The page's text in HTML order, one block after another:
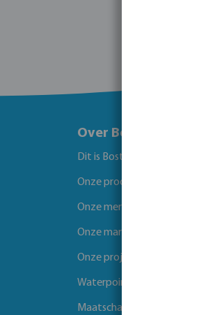
Over Bosta
Dit is Bosta
Onze producten
Onze merken
Onze markten
Onze projecten
Waterpoints
Maatschappelijk